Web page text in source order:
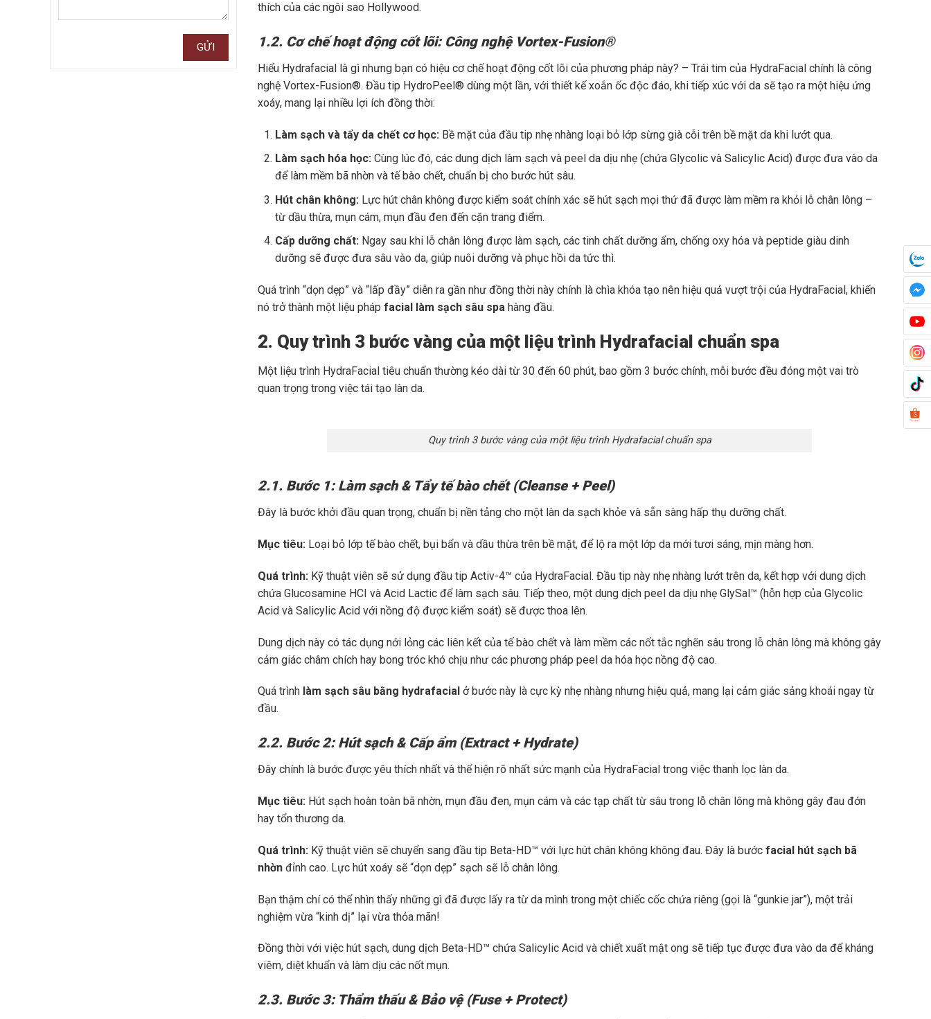
thích của các ngôi sao Hollywood.
1.2. Cơ chế hoạt động cốt lõi: Công nghệ Vortex-Fusion®
Hiểu Hydrafacial là gì nhưng bạn có hiệu cơ chế hoạt động cốt lõi của phương pháp này? – Trái tim của HydraFacial chính là công
nghệ Vortex-Fusion®. Đầu tip HydroPeel® dùng một lần, với thiết kế xoắn ốc độc đáo, khi tiếp xúc với da sẽ tạo ra một hiệu ứng
xoáy, mang lại nhiều lợi ích đồng thời:
Làm sạch và tẩy da chết cơ học: Bề mặt của đầu tip nhẹ nhàng loại bỏ lớp sừng già cỗi trên bề mặt da khi lướt qua.
Làm sạch hóa học: Cùng lúc đó, các dung dịch làm sạch và peel da dịu nhẹ (chứa Glycolic và Salicylic Acid) được đưa vào da
để làm mềm bã nhờn và tế bào chết, chuẩn bị cho bước hút sâu.
Hút chân không: Lực hút chân không được kiểm soát chính xác sẽ hút sạch mọi thứ đã được làm mềm ra khỏi lỗ chân lông –
từ dầu thừa, mụn cám, mụn đầu đen đến cặn trang điểm.
Cấp dưỡng chất: Ngay sau khi lỗ chân lông được làm sạch, các tinh chất dưỡng ẩm, chống oxy hóa và peptide giàu dinh
dưỡng sẽ được đưa sâu vào da, giúp nuôi dưỡng và phục hồi da tức thì.
Quá trình “dọn dẹp” và “lấp đầy” diễn ra gần như đồng thời này chính là chìa khóa tạo nên hiệu quả vượt trội của HydraFacial, khiến
nó trở thành một liệu pháp facial làm sạch sâu spa hàng đầu.
2. Quy trình 3 bước vàng của một liệu trình Hydrafacial chuẩn spa
Một liệu trình HydraFacial tiêu chuẩn thường kéo dài từ 30 đến 60 phút, bao gồm 3 bước chính, mỗi bước đều đóng một vai trò
quan trọng trong việc tái tạo làn da.
Quy trình 3 bước vàng của một liệu trình Hydrafacial chuẩn spa
2.1. Bước 1: Làm sạch & Tẩy tế bào chết (Cleanse + Peel)
Đây là bước khởi đầu quan trọng, chuẩn bị nền tảng cho một làn da sạch khỏe và sẵn sàng hấp thụ dưỡng chất.
Mục tiêu: Loại bỏ lớp tế bào chết, bụi bẩn và dầu thừa trên bề mặt, để lộ ra một lớp da mới tươi sáng, mịn màng hơn.
Quá trình: Kỹ thuật viên sẽ sử dụng đầu tip Activ-4™ của HydraFacial. Đầu tip này nhẹ nhàng lướt trên da, kết hợp với dung dịch
chứa Glucosamine HCI và Acid Lactic để làm sạch sâu. Tiếp theo, một dung dịch peel da dịu nhẹ GlySal™ (hỗn hợp của Glycolic
Acid và Salicylic Acid với nồng độ được kiểm soát) sẽ được thoa lên.
Dung dịch này có tác dụng nới lỏng các liên kết của tế bào chết và làm mềm các nốt tắc nghẽn sâu trong lỗ chân lông mà không gây
cảm giác châm chích hay bong tróc khó chịu như các phương pháp peel da hóa học nồng độ cao.
Quá trình làm sạch sâu bằng hydrafacial ở bước này là cực kỳ nhẹ nhàng nhưng hiệu quả, mang lại cảm giác sảng khoái ngay từ
đầu.
2.2. Bước 2: Hút sạch & Cấp ẩm (Extract + Hydrate)
Đây chính là bước được yêu thích nhất và thể hiện rõ nhất sức mạnh của HydraFacial trong việc thanh lọc làn da.
Mục tiêu: Hút sạch hoàn toàn bã nhờn, mụn đầu đen, mụn cám và các tạp chất từ sâu trong lỗ chân lông mà không gây đau đớn
hay tổn thương da.
Quá trình: Kỹ thuật viên sẽ chuyển sang đầu tip Beta-HD™ với lực hút chân không không đau. Đây là bước facial hút sạch bã
nhờn đỉnh cao. Lực hút xoáy sẽ “dọn dẹp” sạch sẽ lỗ chân lông.
Bạn thậm chí có thể nhìn thấy những gì đã được lấy ra từ da mình trong một chiếc cốc chứa riêng (gọi là “gunkie jar”), một trải
nghiệm vừa “kinh dị” lại vừa thỏa mãn!
Đồng thời với việc hút sạch, dung dịch Beta-HD™ chứa Salicylic Acid và chiết xuất mật ong sẽ tiếp tục được đưa vào da để kháng
viêm, diệt khuẩn và làm dịu các nốt mụn.
2.3. Bước 3: Thẩm thấu & Bảo vệ (Fuse + Protect)